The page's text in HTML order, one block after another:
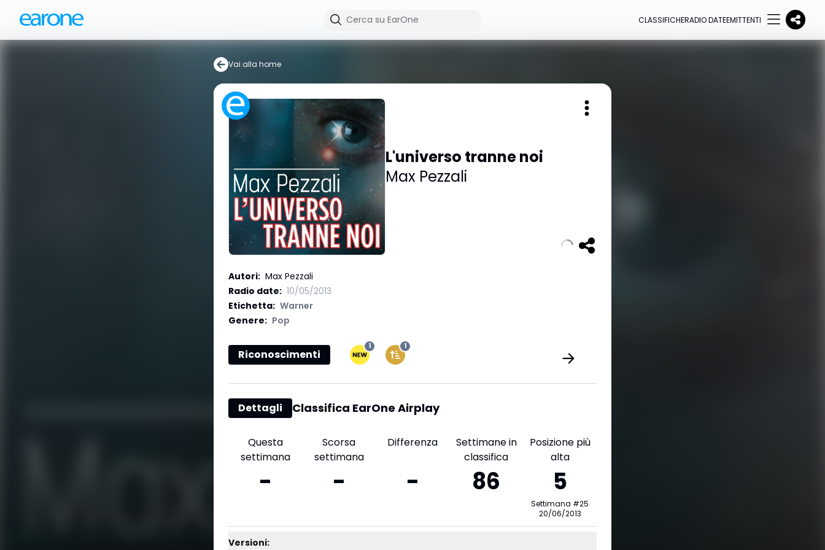
CLASSIFICHERADIO DATEEMITTENTI
Vai alla home
L'universo tranne noi
Max Pezzali
Autori: Max Pezzali
Radio date: 10/05/2013
Etichetta: Warner
Genere: Pop
Riconoscimenti
1 1
Dettagli Classifica EarOne Airplay
Questa
settimana
-
Scorsa
settimana
-
Differenza
-
Settimane in
classifica
86
Posizione più
alta
5
Settimana #25
20/06/2013
Versioni: